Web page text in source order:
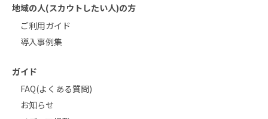
地域の人(スカウトしたい人)の方
ご利用ガイド
導入事例集
ガイド
FAQ(よくある質問)
お知らせ